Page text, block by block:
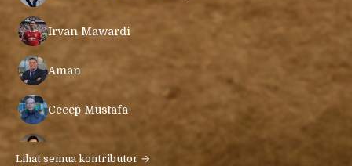
Irvan Mawardi
Aman
Cecep Mustafa
Lihat semua kontributor →